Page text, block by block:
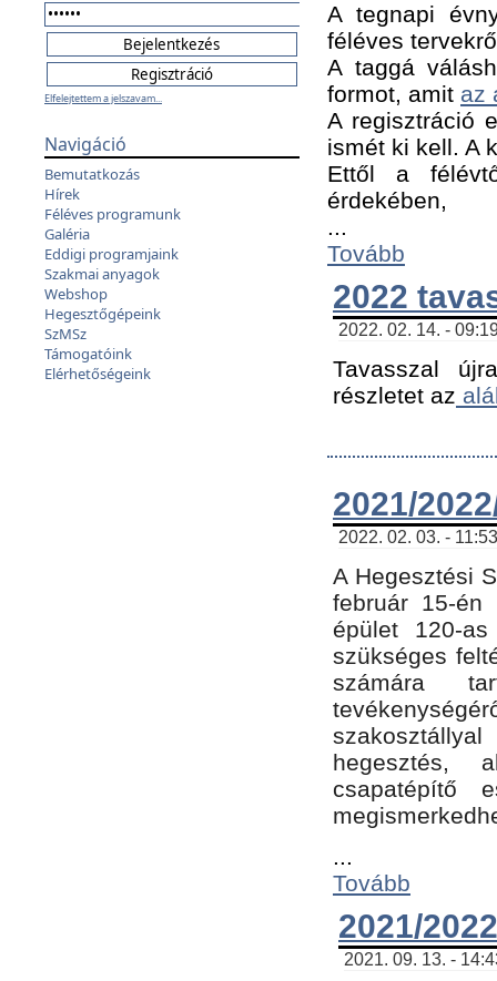
Elfelejtettem a jelszavam...
Navigáció
Bemutatkozás
Hírek
Féléves programunk
Galéria
Eddigi programjaink
Szakmai anyagok
Webshop
Hegesztőgépeink
SzMSz
Támogatóink
Elérhetőségeink
A tegnapi
féléves
A taggá
formot, amit az
A regisztráció
ismét ki kell. A
Ettől a
érdekében,
...
Tovább
2022
2022. 02. 14. -
Tavasszal
részletet az
2021/
2022. 02. 03. -
A Hegesztési
február 15-
épület 120-
szükséges
számára
hegesztés,
csapatépítő
...
Tovább
2021/
2021. 09. 13. -